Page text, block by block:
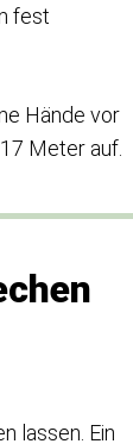
fest
Hände vor
Meter auf.
lassen. Ein